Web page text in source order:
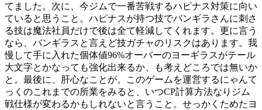
てました。次に、今ジムで一番苦戦するハピナス対策に向い
ていると思うこと。ハピナスが持つ技でバンギラさんに刺さ
る技は魔法社員だけで後は全て軽減してくれます。更に言う
なら、バンギラスと言えど技ガチャのリスクはあります。我
慢して手に入れた個体値96%オーバーのヨーギラスがテール
大文字とかなっても強化出来るか、も考えどころでは無いか
と。最後に、肝心なことが。このゲームを運営するにゃんて
っくのこれまでの所業をみると、いつCP計算方法なりジム
戦仕様が変わるかもしれないと言うこと。せっかくためたヨ